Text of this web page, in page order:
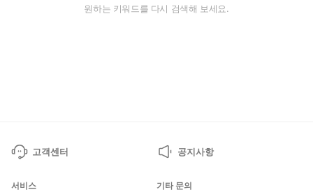
원하는 키워드를 다시 검색해 보세요.
고객센터 공지사항
서비스 기타 문의